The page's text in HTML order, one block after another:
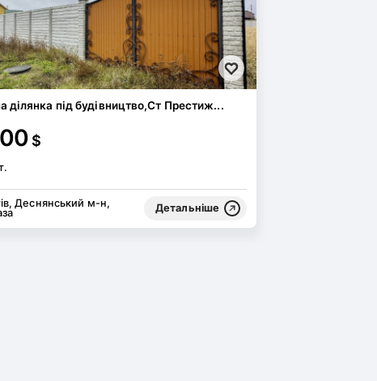
ділянка під будівництво,Ст Престиж...
$
Деснянський м-н,
Детальніше